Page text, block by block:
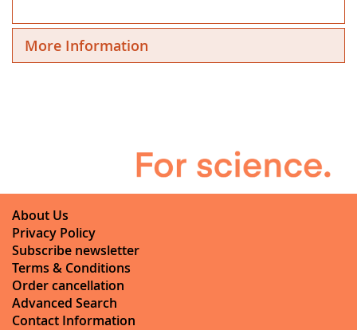
More Information
About Us
Privacy Policy
Subscribe newsletter
Terms & Conditions
Order cancellation
Advanced Search
Contact Information